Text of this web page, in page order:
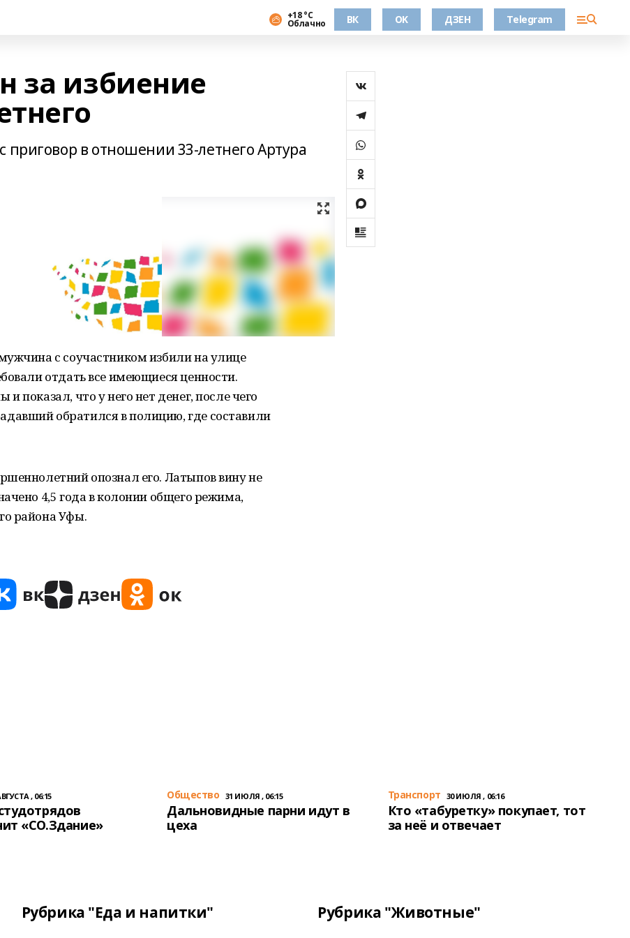
+18 °С
Облачно ВК OK ДЗЕН Telegram
за избиение
приговор в отношении 33-летнего Артура
с соучастником избили на улице
отдать все имеющиеся ценности.
показал, что у него нет денег, после чего
обратился в полицию, где составили
опознал его. Латыпов вину не
4,5 года в колонии общего режима,
района Уфы.
, 06:15
«СО.Здание»
Общество 31 ИЮЛЯ , 06:15
Дальновидные парни идут в
цеха
Транспорт 30 ИЮЛЯ , 06:16
Кто «табуретку» покупает, тот
за неё и отвечает
Рубрика "Еда и напитки" Рубрика "Животные"